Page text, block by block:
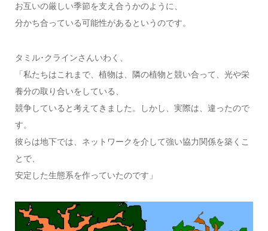
お互いの厳しい季節を支え合うかのように、
分かち合っている可能性があるというのです。
タミル･クラインさんいわく、
「私たちはこれまで、植物は、隣の植物と競い合って、光や栄
養分の取り合いをしている、
競争していると考えてきました。しかし、実際は、違ったので
す。
彼らは地下では、ネットワークを介して強い協力関係を築くこ
とで、
安定した生態系を作っていたのです」